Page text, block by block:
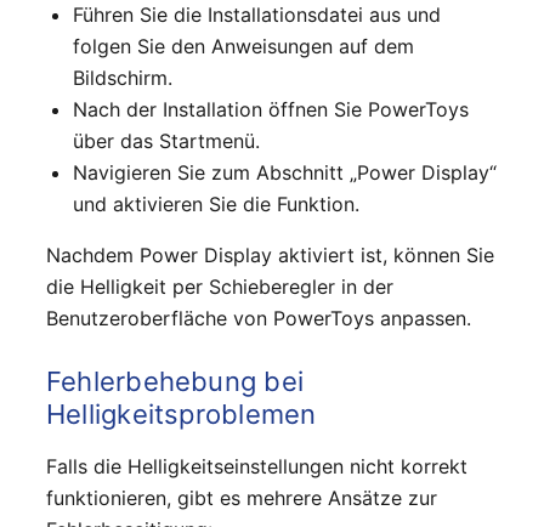
Führen Sie die Installationsdatei aus und
folgen Sie den Anweisungen auf dem
Bildschirm.
Nach der Installation öffnen Sie PowerToys
über das Startmenü.
Navigieren Sie zum Abschnitt „Power Display“
und aktivieren Sie die Funktion.
Nachdem Power Display aktiviert ist, können Sie
die Helligkeit per Schieberegler in der
Benutzeroberfläche von PowerToys anpassen.
Fehlerbehebung bei
Helligkeitsproblemen
Falls die Helligkeitseinstellungen nicht korrekt
funktionieren, gibt es mehrere Ansätze zur